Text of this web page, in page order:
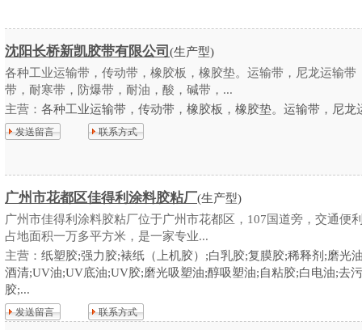
沈阳长桥新凯胶带有限公司 (生产型)
各种工业运输带，传动带，橡胶板，橡胶垫。运输带，尼龙运输带
带，耐寒带，防爆带，耐油，酸，碱带，...
主营： 各种工业运输带，传动带，橡胶板，橡胶垫。运输带，尼龙
发送留言 联系方式
广州市花都区佳得利涂料胶粘厂(生产型)
广州市佳得利涂料胶粘厂位于广州市花都区，107国道旁，交通便
占地面积一万多平方米，是一家专业...
主营： 纸塑胶;强力胶;裱纸（上机胶）;白乳胶;复膜胶;稀释剂;磨光
酒清;UV油;UV底油;UV胶;磨光吸塑油;醇吸塑油;自粘胶;白电油;去
胶;...
发送留言 联系方式